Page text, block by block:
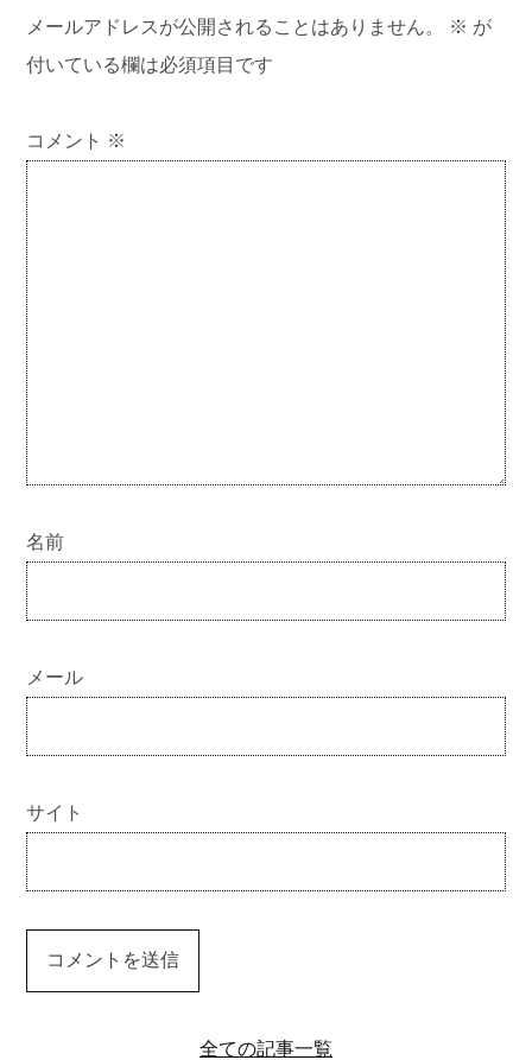
メールアドレスが公開されることはありません。 ※ が
付いている欄は必須項目です
コメント ※
名前
メール
サイト
全ての記事一覧